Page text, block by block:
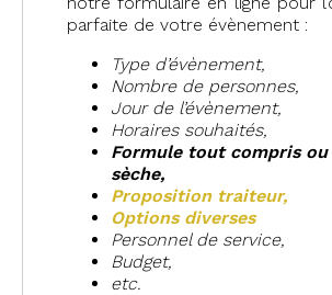
parfaite de votre évènement :
Type d’évènement,
Nombre de personnes,
Jour de l’évènement,
Horaires souhaités,
Formule tout compris o
sèche,
Proposition traiteur,
Options diverses
Personnel de service,
Budget,
etc.